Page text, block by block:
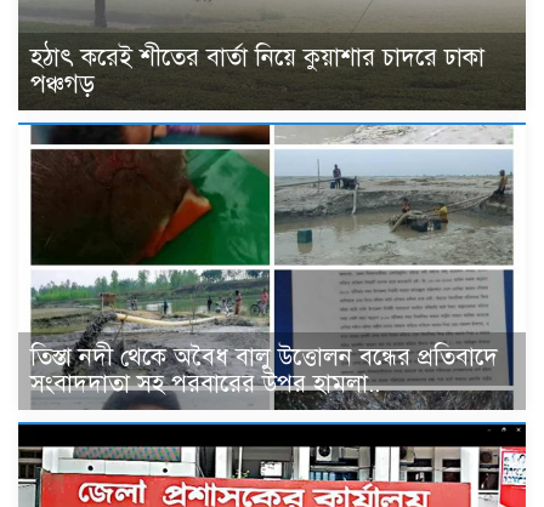
হঠাৎ করেই শীতের বার্তা নিয়ে কুয়াশার চাদরে ঢাকা
পঞ্চগড়
তিস্তা নদী থেকে অবৈধ বালু উত্তোলন বন্ধের প্রতিবাদে
সংবাদদাতা সহ পরবারের উপর হামলা..